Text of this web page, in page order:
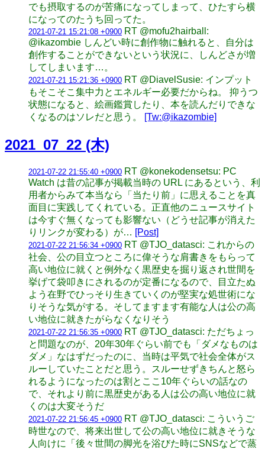
でも摂取するのが苦痛になってしまって、ひたすら横
になってのたうち回ってた。
2021-07-21 15:21:08 +0900 RT @mofu2hairball:
@ikazombie しんどい時に創作物に触れると、自分は
創作することができないという状況に、しんどさが増
してしまいます…。
2021-07-21 15:21:36 +0900 RT @DiavelSusie: インプット
もそこそこ集中力とエネルギー必要だからね。 抑うつ
状態になると、絵画鑑賞したり、本を読んだりできな
くなるのはソレだと思う。
[Tw:@ikazombie]
2021_07_22 (木)
2021-07-22 21:55:40 +0900 RT @konekodensetsu: PC
Watch は昔の記事が掲載当時の URL にあるという、利
用者からみて本当なら「当たり前」に思えることを真
面目に実践してくれている。正直他のニュースサイト
は今すぐ無くなっても影響ない（どうせ記事が消えた
りリンクが変わる）が… [Post]
2021-07-22 21:56:34 +0900 RT @TJO_datasci: これからの
社会、公の目立つところに偉そうな肩書きをもらって
高い地位に就くと例外なく黒歴史を掘り返され世間を
挙げて袋叩きにされるのが定番になるので、目立たぬ
よう在野でひっそり生きていくのが堅実な処世術にな
りそうな気がする。そしてますます有能な人は公の高
い地位に就きたがらなくなりそう
2021-07-22 21:56:35 +0900 RT @TJO_datasci: ただちょっ
と問題なのが、20年30年ぐらい前でも「ダメなものは
ダメ」なはずだったのに、当時は平気で社会全体がス
ルーしていたことだと思う。スルーせずきちんと怒ら
れるようになったのは割とここ10年ぐらいの話なの
で、それより前に黒歴史がある人は公の高い地位に就
くのは大変そうだ
2021-07-22 21:56:45 +0900 RT @TJO_datasci: こういうご
時世なので、将来出世して公の高い地位に就きそうな
人向けに「後々世間の脚光を浴びた時にSNSなどで蒸